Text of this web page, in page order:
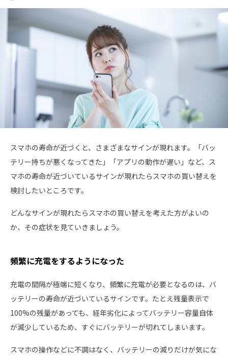
スマホの寿命が近づくと、さまざまなサインが現れます。「バッ
テリー持ちが悪くなってきた」「アプリの動作が遅い」など、ス
マホの寿命が近づいているサインが現れたらスマホの買い替えを
検討したいところです。
どんなサインが現れたらスマホの買い替えを考えた方がよいの
か、その症状を見ていきましょう。
頻繁に充電をするようになった
充電の間隔が極端に短くなり、頻繁に充電が必要となるのは、バ
ッテリーの寿命が近づいているサインです。たとえ残量表示で
100%の残量があっても、経年劣化によってバッテリー容量自体
が減少しているため、すぐにバッテリーが切れてしまいます。
スマホの操作などに不調はなく、バッテリーの減りだけが気にな